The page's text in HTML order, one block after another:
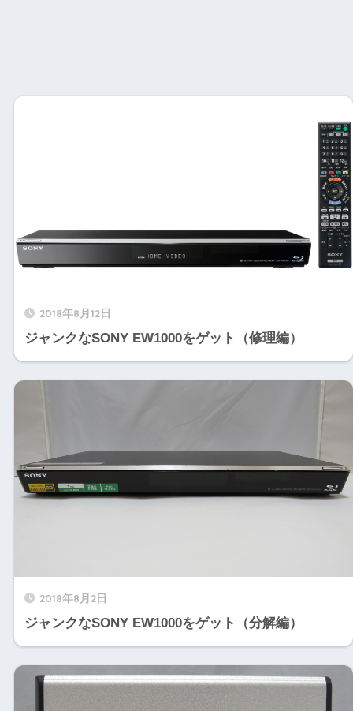
2018年8月12日
ジャンクなSONY EW1000をゲット（修理編）
2018年8月2日
ジャンクなSONY EW1000をゲット（分解編）